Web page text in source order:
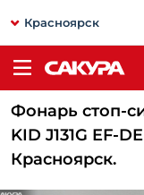
Красноярск
Фонарь стоп-
KID J131G EF-
Красноярск.